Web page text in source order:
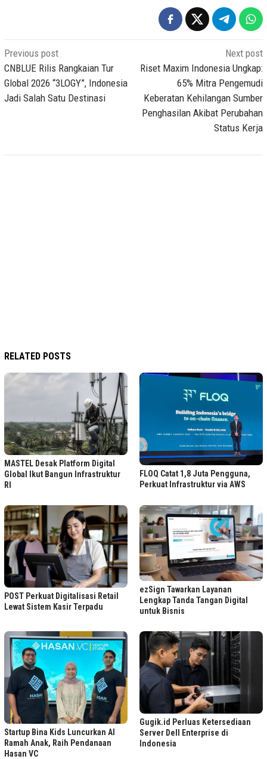
Post
navigation
Previous post
CNBLUE Rilis Rangkaian Tur
Global 2026 “3LOGY”, Indonesia
Jadi Salah Satu Destinasi
Next post
Riset Maxim Indonesia Ungkap:
65% Mitra Pengemudi
Keberatan Kehilangan Sumber
Penghasilan Akibat Perubahan
Status Kerja
RELATED POSTS
MASTEL Desak Platform Digital
Global Ikut Bangun Infrastruktur
RI
FLOQ Catat 1,8 Juta Pengguna,
Perkuat Infrastruktur via AWS
POST Perkuat Digitalisasi Retail
Lewat Sistem Kasir Terpadu
ezSign Tawarkan Layanan
Lengkap Tanda Tangan Digital
untuk Bisnis
Startup Bina Kids Luncurkan AI
Ramah Anak, Raih Pendanaan
Hasan VC
Gugik.id Perluas Ketersediaan
Server Dell Enterprise di
Indonesia